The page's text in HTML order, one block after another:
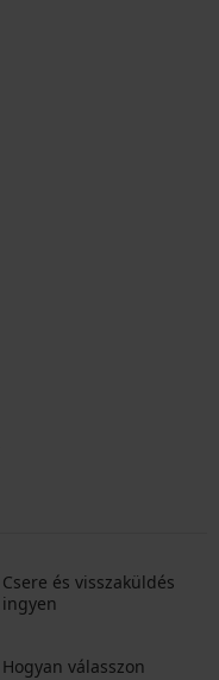
Csere és visszaküldés
ingyen
Hogyan válasszon